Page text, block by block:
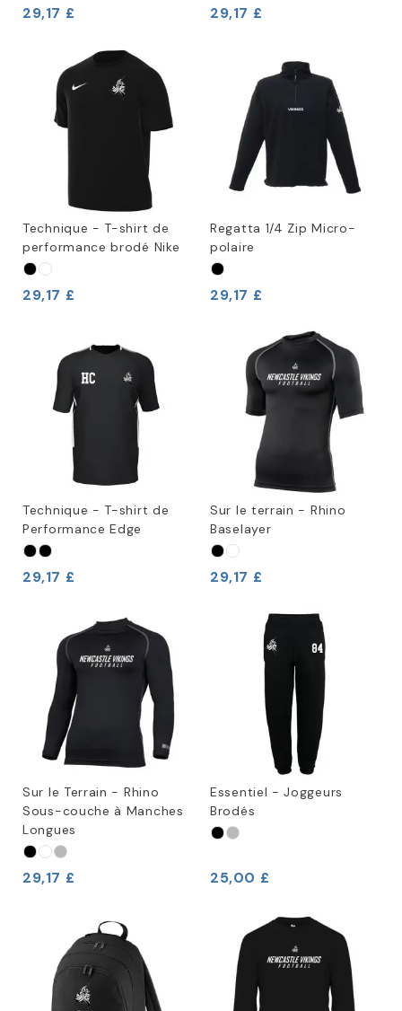
29,17 £ 29,17 £
Technique - T-shirt de
performance brodé Nike
29,17 £
Regatta 1/4 Zip Micro-
polaire
29,17 £
Technique - T-shirt de
Performance Edge
29,17 £
Sur le terrain - Rhino
Baselayer
29,17 £
Sur le Terrain - Rhino
Sous-couche à Manches
Longues
29,17 £
Essentiel - Joggeurs
Brodés
25,00 £